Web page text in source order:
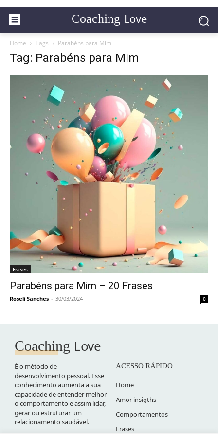
Coaching Love
Home Tags Parabéns para Mim
Tag: Parabéns para Mim
Frases
Parabéns para Mim – 20 Frases
Roseli Sanches - 30/03/2024 0
Coaching Love
É o método de
desenvolvimento pessoal. Esse
conhecimento aumenta a sua
capacidade de entender melhor
o comportamento e assim lidar,
gerar ou estruturar um
relacionamento saudável.
ACESSO RÁPIDO
Home
Amor insigths
Comportamentos
Frases